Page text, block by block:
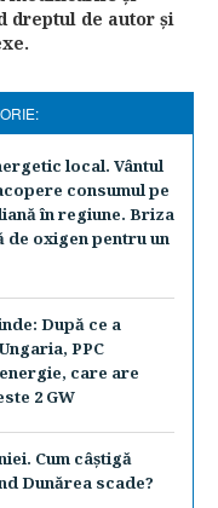
dreptul de autor şi
local. Vântul
consumul pe
în regiune. Briza
oxigen pentru un
După ce a
PPC
care are
2 GW
Cum câştigă
Dunărea scade?